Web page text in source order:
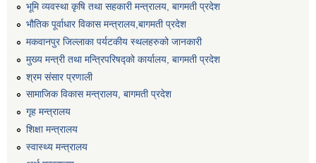
भूमि व्यवस्था कृषि तथा सहकारी मन्त्रालय, बागमती प्रदेश
भौतिक पूर्वाधार विकास मन्त्रालय,बागमती प्रदेश
मकवानपुर जिल्लाका पर्यटकीय स्थलहरुको जानकारी
मुख्य मन्त्री तथा मन्त्रिपरिषद्को कार्यालय, बागमती प्रदेश
श्रम संसार प्रणाली
सामाजिक विकास मन्त्रालय, बागमती प्रदेश
गृह मन्त्रालय
शिक्षा मन्त्रालय
स्वास्थ्य मन्त्रालय